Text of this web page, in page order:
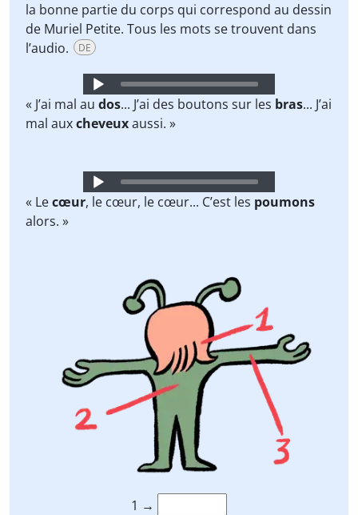
la bonne partie du corps qui correspond au dessin
de Muriel Petite. Tous les mots se trouvent dans
l’audio.
DE
Player
« J’ai mal au dos... J’ai des boutons sur les bras... J’ai
mal auxcheveuxaussi. »
Player
« Lecœur, le cœur, le cœur... C’est les poumons
alors. »
1 →